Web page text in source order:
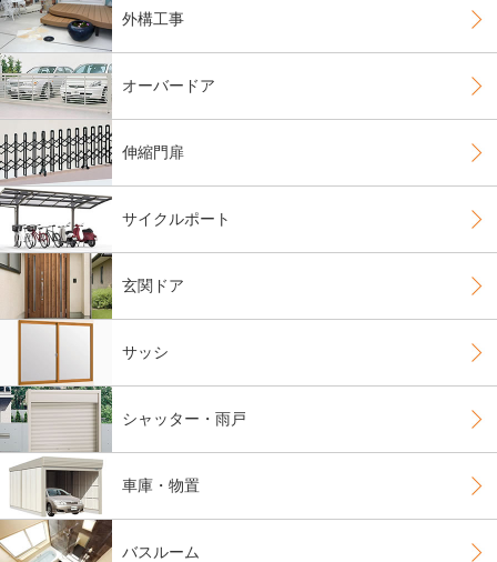
外構工事
オーバードア
伸縮門扉
サイクルポート
玄関ドア
サッシ
シャッター・雨戸
車庫・物置
バスルーム